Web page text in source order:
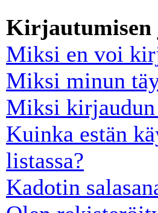
Kirjautumisen
Miksi en voi
Miksi minun
Miksi kirjaudun
Kuinka estän
listassa?
Kadotin